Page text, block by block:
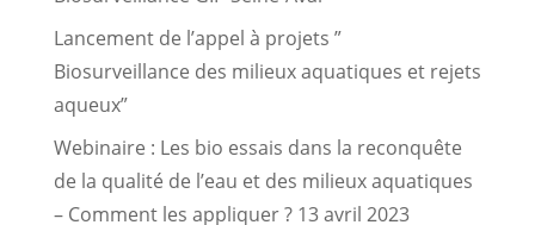
Lancement de l’appel à projets ”
Biosurveillance des milieux aquatiques et rejets
aqueux”
Webinaire : Les bio essais dans la reconquête
de la qualité de l’eau et des milieux aquatiques
– Comment les appliquer ? 13 avril 2023